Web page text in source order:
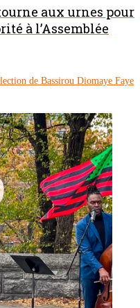
aux urnes pour
à l’Assemblée
de Bassirou Diomaye Faye